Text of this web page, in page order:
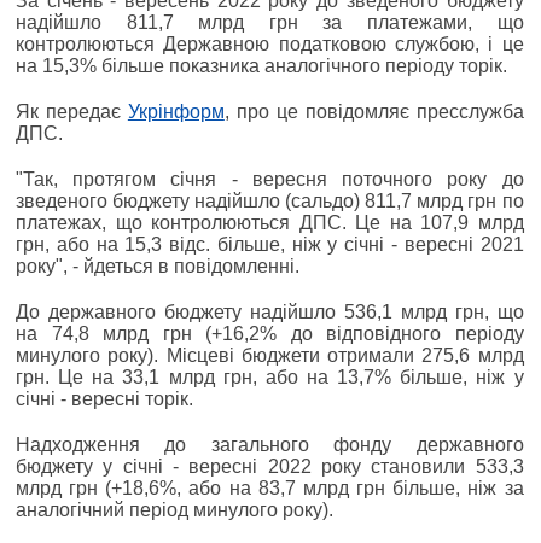
надійшло 811,7 млрд грн за платежами, що
контролюються Державною податковою службою, і це
на 15,3% більше показника аналогічного періоду торік.
Як передає Укрінформ, про це повідомляє пресслужба
ДПС.
"Так, протягом січня - вересня поточного року до
зведеного бюджету надійшло (сальдо) 811,7 млрд грн по
платежах, що контролюються ДПС. Це на 107,9 млрд
грн, або на 15,3 відс. більше, ніж у січні - вересні 2021
року", - йдеться в повідомленні.
До державного бюджету надійшло 536,1 млрд грн, що
на 74,8 млрд грн (+16,2% до відповідного періоду
минулого року). Місцеві бюджети отримали 275,6 млрд
грн. Це на 33,1 млрд грн, або на 13,7% більше, ніж у
січні - вересні торік.
Надходження до загального фонду державного
бюджету у січні - вересні 2022 року становили 533,3
млрд грн (+18,6%, або на 83,7 млрд грн більше, ніж за
аналогічний період минулого року).